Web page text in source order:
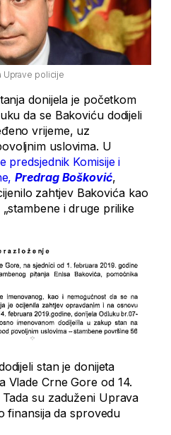
Uprave policije
donijela je početkom
da se Bakoviću dodijeli
vrijeme, uz
uslovima. U
predsjednik Komisije i
Predrag Bošković,
zahtjev Bakovića kao
i druge prilike
stan je donijeta
Vlade Crne Gore od 14.
su zaduženi Uprava
finansija da sprovedu